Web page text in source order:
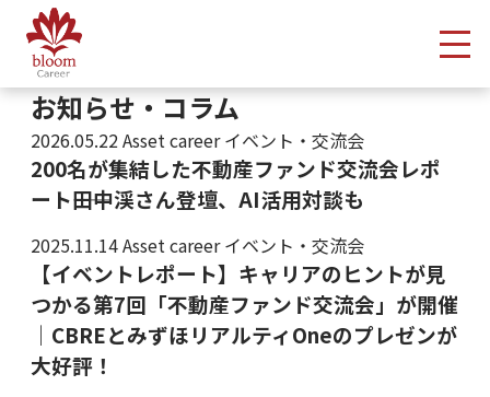
メ
お知らせ・コラム
2026.05.22Asset career イベント・交流会
200名が集結した不動産ファンド交流会レポ
ート――田中渓さん登壇、AI活用対談も
2025.11.14Asset career イベント・交流会
【イベントレポート】キャリアのヒントが見
つかる第7回「不動産ファンド交流会」が開催
｜CBREとみずほリアルティOneのプレゼンが
大好評！